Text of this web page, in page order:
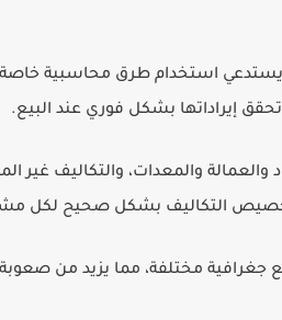
يستدعي استخدام طرق محاسبية
تحقق إيراداتها بشكل فوري عند البيع.
والمعدات، والتكاليف غير
تخصيص التكاليف بشكل صحيح لكل
مختلفة، مما يزيد من صعوبة